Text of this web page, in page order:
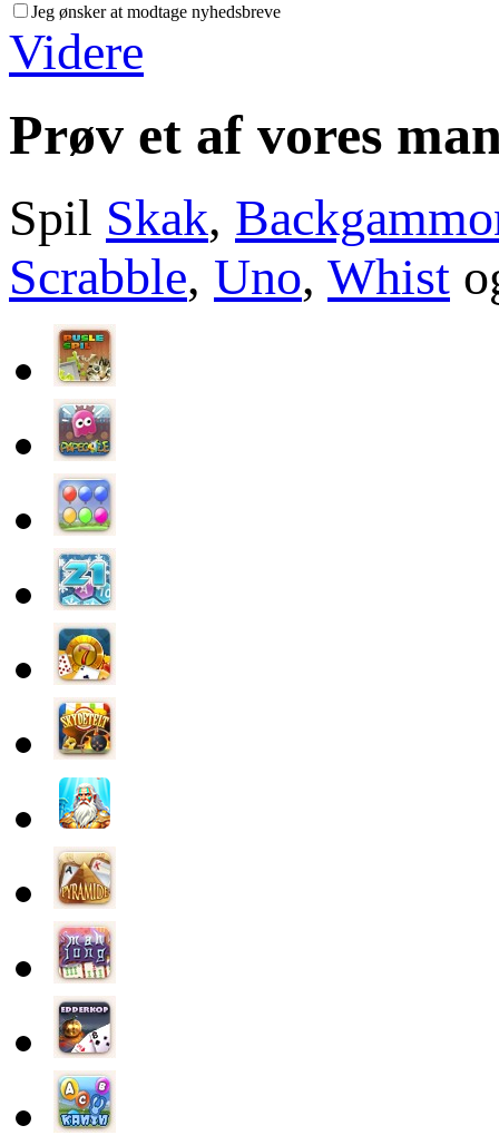
Jeg ønsker at modtage nyhedsbreve
Videre
Prøv et af vores
Spil Skak,
Scrabble, Uno, Whist